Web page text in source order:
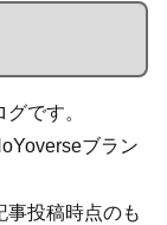
です。
ブラン
事投稿時点のも